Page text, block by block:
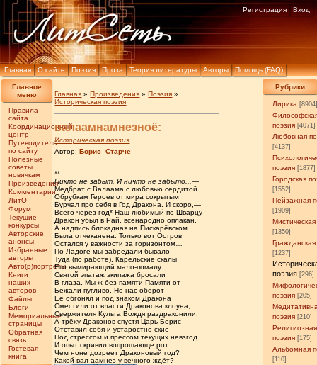
Главная О сайте Поэзия Проза Теория литературы Авторы Помощь (FAQ)
Регистрация Вход
Главное
меню
Правила
сайта
Координационный
центр
Путеводитель
по сайту
Полезные
советы
новичкам
Произведения
Комментарии
ЛитО
Форум
Текущие
конкурсы
Авторские
анонсы
Избранные
авторы
Авто(р)портреты
Книги
наших
авторов
Файлы
Блоги
Мемориальные
страницы
Обратная
связь
Гостевая
книга
Рубрики
Лирика
поэзия [4071]
Любовная
[4137]
поэзия [1877]
Городская
[1552]
Пейзажная
[1909]
Мистическая
[1350]
Гражданская
[1237]
поэзия [296]
поэзия [205]
поэзия [210]
Религиозная
поэзия [175]
Альбомная
[110]
Главная »Произведения »Поэзия »
Историческая поэзия
валаамнамнезноё:
Историческая поэзия
Автор:Борис_Старче
**
Никто не забыт. И ничто не забыто...—
Медбрат с Валаама с любовью сердитой
Обрубкам Героев от мира сокрытым
Бурчал про себя в Год Дракона. И скоро,—
Всего через год* Наш любимый по Шварцу
Дракон убыл в Рай, всенародно оплакан.
А надпись блокадная на Пискарёвском
Была отчеканена. Только вот Остров
Остался у важности за горизонтом…
По Ладоге мы забредали бывало
Туда (по работе). Карельские скалы
Его вымирающий мало-помалу
Святой эпатаж экипажа бросали
В глаза. Мы ж без памяти Памяти от
Бежали пугливо. Но нас оборот
Её обгонял и под знаком Дракона
Сместили от власти Драконова клоуна,
Свержителя Культа Вождя раздраконили.
А трёху Драконов спустя Царь Борис
Отставил себя и устаростно скис
Под стрессом и прессом текущих невзгод.
И опыт скривил вопрошающе рот:
Чем ноне дозреет Драконовый год?
Какой вал-аамнез у-вечного ждёт?